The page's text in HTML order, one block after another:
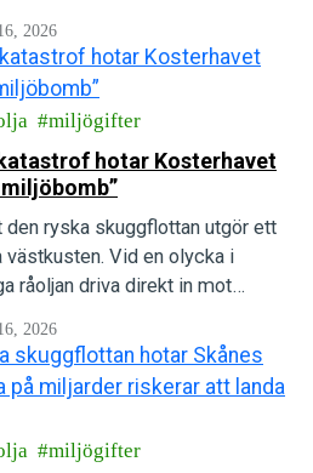
2026
miljögifter
hotar Kosterhavet
ryska skuggflottan utgör ett
Vid en olycka i
råoljan driva direkt in mot
2026
miljögifter